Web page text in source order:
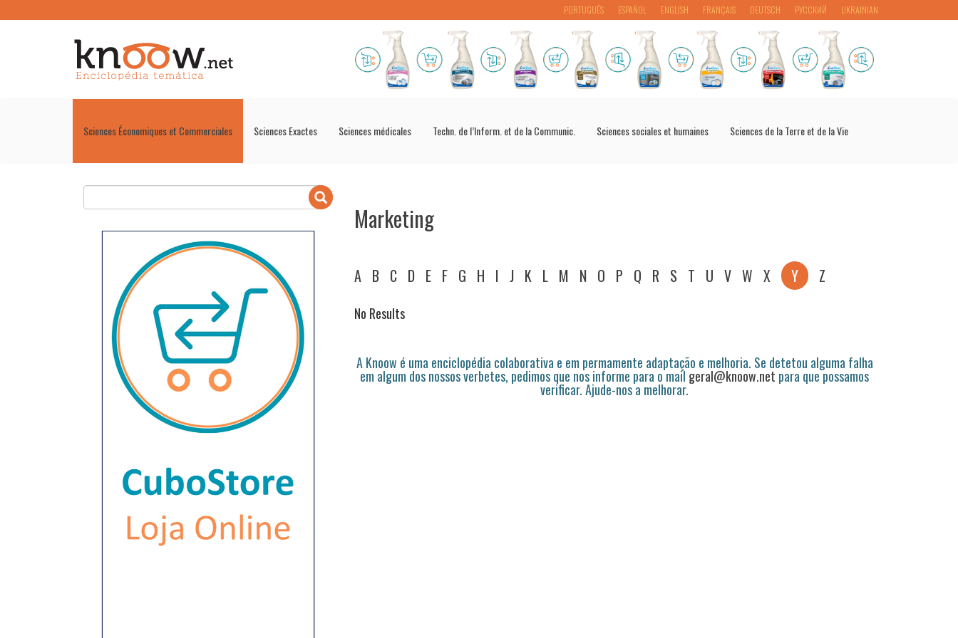
PORTUGUÊS ESPAÑOL ENGLISH FRANÇAIS DEUTSCH РУССКИЙ UKRAINIAN
Sciences Économiques et Commerciales Sciences Exactes Sciences médicales Techn. de l’Inform. et de la Communic. Sciences sociales et humaines Sciences de la Terre et de la Vie
Marketing
A B C D E F G H I J K L M N O P Q R S T U V W X Y Z
No Results
A Knoow é uma enciclopédia colaborativa e em permamente adaptação e melhoria. Se detetou alguma falha
em algum dos nossos verbetes, pedimos que nos informe para o mail geral@knoow.net para que possamos
verificar. Ajude-nos a melhorar.